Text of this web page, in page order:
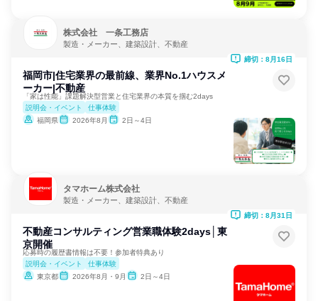
株式会社 一条工務店
製造・メーカー、建築設計、不動産
福岡市|住宅業界の最前線、業界No.1ハウスメ
ーカー|不動産
「家は性能」課題解決型営業と住宅業界の本質を掴む2days
説明会・イベント
仕事体験
福岡県
2026年8月 2日～4日
締切：8月16日
タマホーム株式会社
製造・メーカー、建築設計、不動産
不動産コンサルティング営業職体験2days│東
京開催
応募時の履歴書情報は不要！参加者特典あり
説明会・イベント
仕事体験
東京都
2026年8月・9月 2日～4日
締切：8月31日